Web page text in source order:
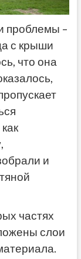
проблемы –
с крыши
что она
и
частях
слои